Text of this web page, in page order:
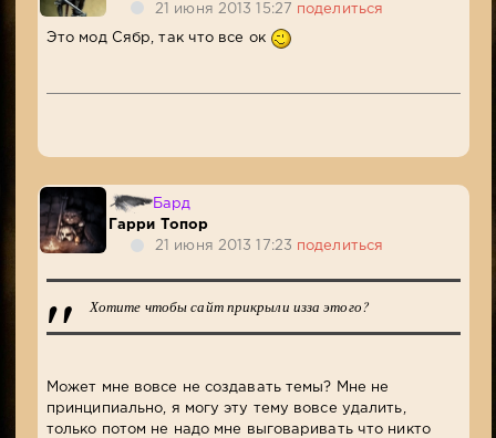
21 июня 2013 15:27 поделиться
Это мод Сябр, так что все ок
Бард
Гарри Топор
21 июня 2013 17:23
поделиться
Хотите чтобы сайт прикрыли изза этого?
Может мне вовсе не создавать темы? Мне не
принципиально, я могу эту тему вовсе удалить,
только потом не надо мне выговаривать что никто